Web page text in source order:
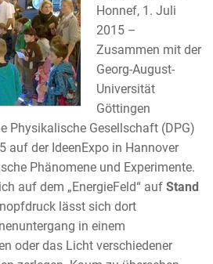
Honnef, 1. Juli
2015 –
Zusammen mit der
Georg-August-
Universität
Göttingen
Physikalische Gesellschaft (DPG)
auf der IdeenExpo in Hannover
Phänomene und Experimente.
auf dem „EnergieFeld“ auf Stand
lässt sich dort
in einem
oder das Licht verschiedener